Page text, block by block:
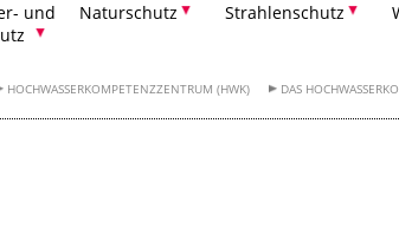
und
Naturschutz Strahlenschutz
HOCHWASSERKOMPETENZZENTRUM (HWK)
DAS